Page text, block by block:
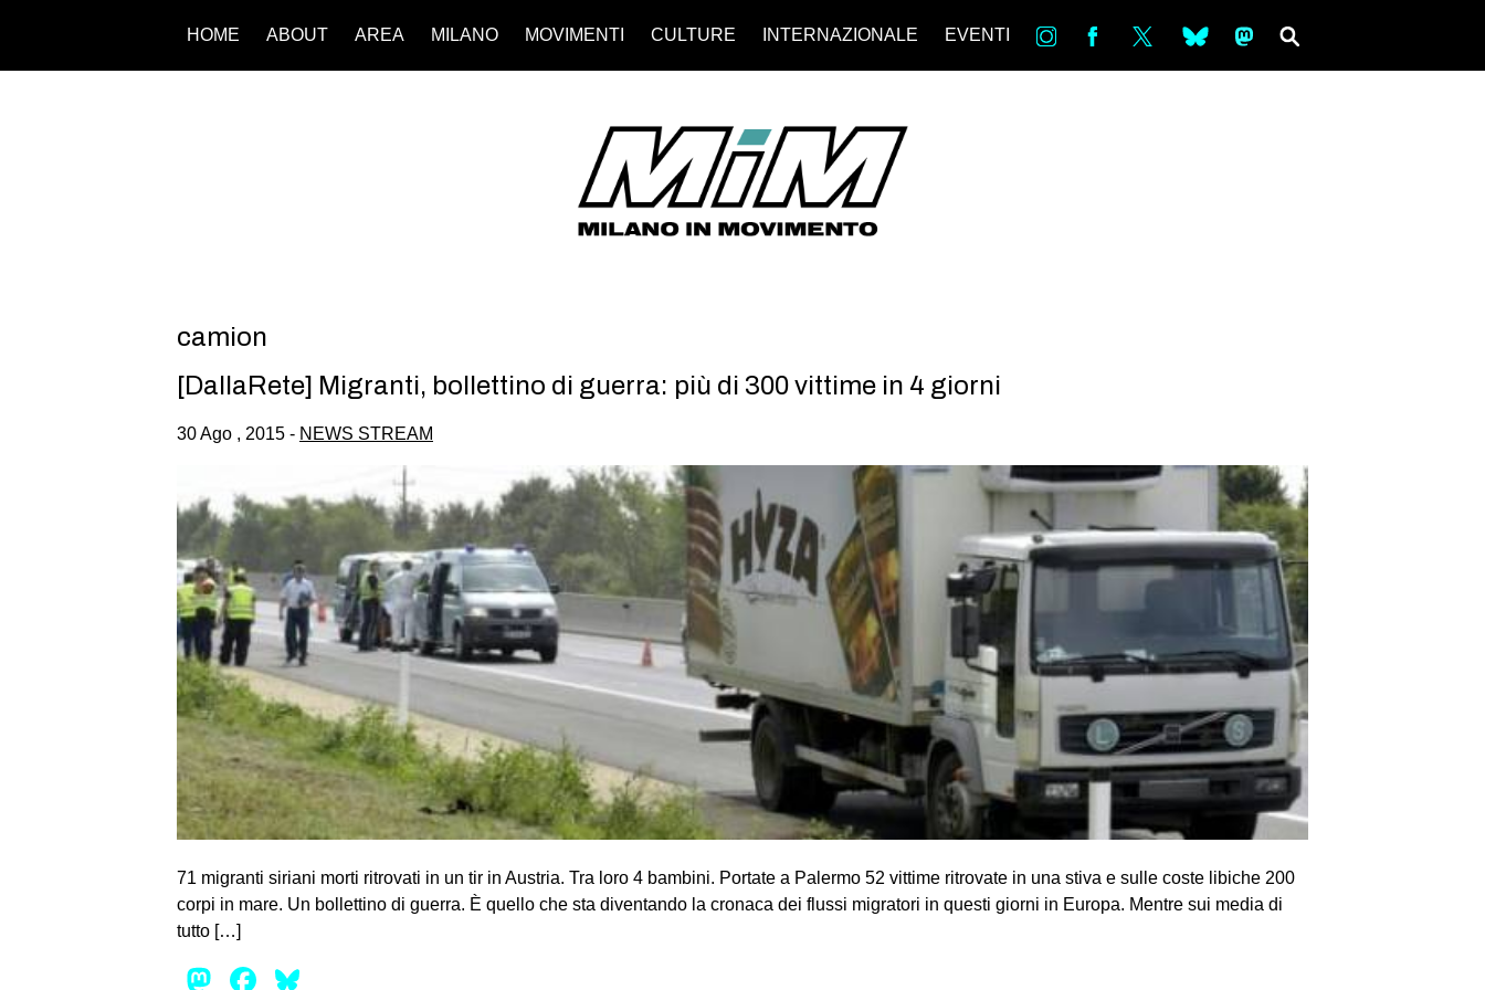
HOME ABOUT AREA MILANO MOVIMENTI CULTURE INTERNAZIONALE EVENTI in bsky ms
camion
[DallaRete] Migranti, bollettino di guerra: più di 300 vittime in 4 giorni
30 Ago , 2015 - NEWS STREAM
71 migranti siriani morti ritrovati in un tir in Austria. Tra loro 4 bambini. Portate a Palermo 52 vittime ritrovate in una stiva e sulle coste libiche 200
corpi in mare. Un bollettino di guerra. È quello che sta diventando la cronaca dei flussi migratori in questi giorni in Europa. Mentre sui media di
tutto […]
Mastodon
Facebook